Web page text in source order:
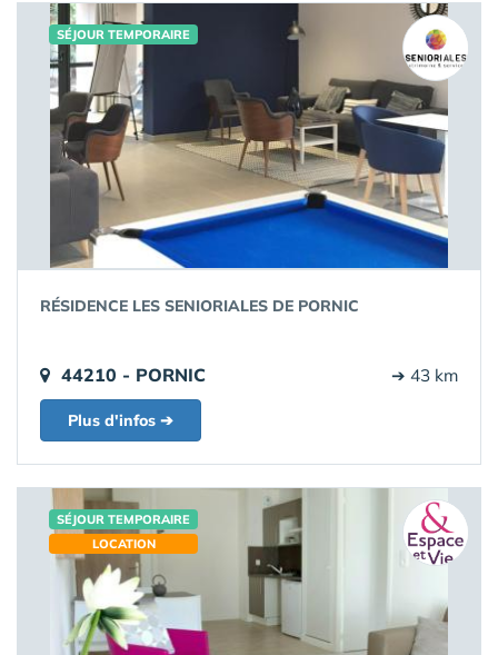
SÉJOUR TEMPORAIRE
RÉSIDENCE LES SENIORIALES DE PORNIC
44210 - PORNIC ➔ 43 km
Plus d'infos ➔
SÉJOUR TEMPORAIRE
LOCATION